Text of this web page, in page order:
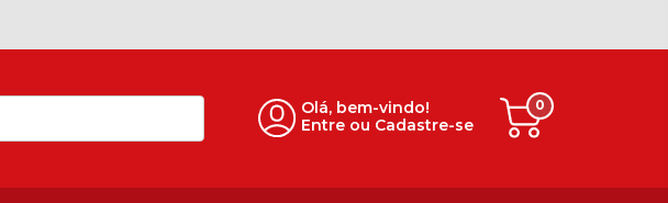
Olá, bem-vindo!
Entre ou Cadastre-se
0